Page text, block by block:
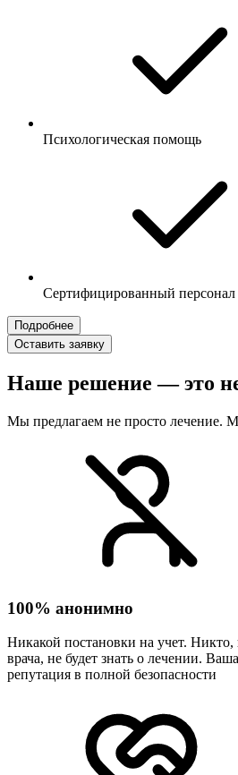
Психологическая помощь
Сертифицированный персонал
Подробнее
Оставить заявку
Наше решение — это
Мы предлагаем не просто лечение.
100% анонимно
Никакой постановки на учет. Никто,
врача, не будет знать о лечении.
репутация в полной безопасности